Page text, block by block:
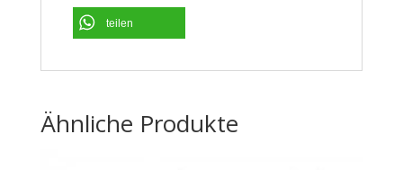
teilen
Ähnliche Produkte